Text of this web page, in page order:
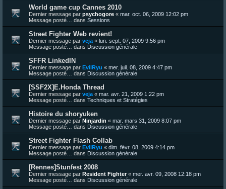
World game cup Cannes 2010
Dernier message par psychogore « mar. oct. 06, 2009 12:02 pm
Message posté… dans Sessions
Street Fighter Web revient!
Dernier message par veja « lun. sept. 07, 2009 9:56 pm
Message posté… dans Discussion générale
SFFR LinkedIN
Dernier message par EvilRyu « mer. juil. 08, 2009 4:47 pm
Message posté… dans Discussion générale
[SSF2X]E.Honda Thread
Dernier message par veja « mar. avr. 21, 2009 1:22 pm
Message posté… dans Techniques et Stratégies
Histoire du shoryuken
Dernier message par Ninjardin « mar. mars 31, 2009 8:07 pm
Message posté… dans Discussion générale
Street Fighter Flash Collab
Dernier message par EvilRyu « dim. févr. 08, 2009 4:14 pm
Message posté… dans Discussion générale
[Rennes]Stunfest 2008
Dernier message par Resident Fighter« mer. avr. 09, 2008 12:18 pm
Message posté… dans Discussion générale